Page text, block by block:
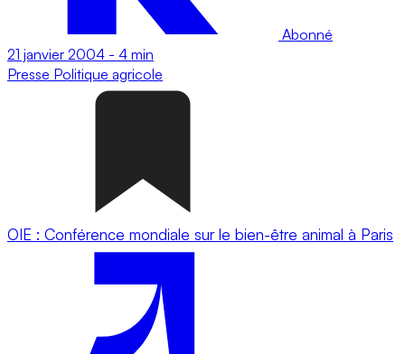
Abonné
21 janvier 2004 - 4 min
Presse Politique agricole
OIE : Conférence mondiale sur le bien-être animal à Paris